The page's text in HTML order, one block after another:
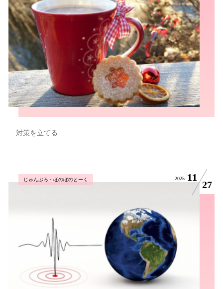
対策を立てる
じゅんぶろ・ほのぼのとーく 2025 11
27